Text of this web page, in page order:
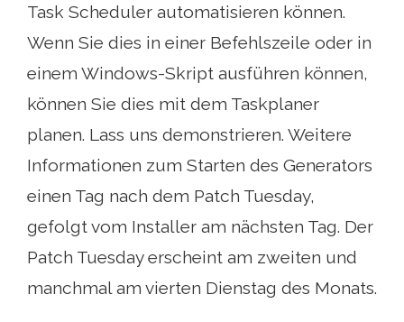
Task Scheduler automatisieren können.
Wenn Sie dies in einer Befehlszeile oder in
einem Windows-Skript ausführen können,
können Sie dies mit dem Taskplaner
planen. Lass uns demonstrieren. Weitere
Informationen zum Starten des Generators
einen Tag nach dem Patch Tuesday,
gefolgt vom Installer am nächsten Tag. Der
Patch Tuesday erscheint am zweiten und
manchmal am vierten Dienstag des Monats.